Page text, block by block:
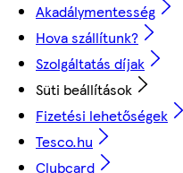
Akadálymentesség
Hova szállítunk?
Szolgáltatás díjak
Süti beállítások
Fizetési lehetőségek
Tesco.hu
Clubcard